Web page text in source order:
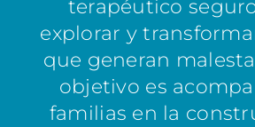
terapéutico
explorar y
que generan
objetivo es
familias en la